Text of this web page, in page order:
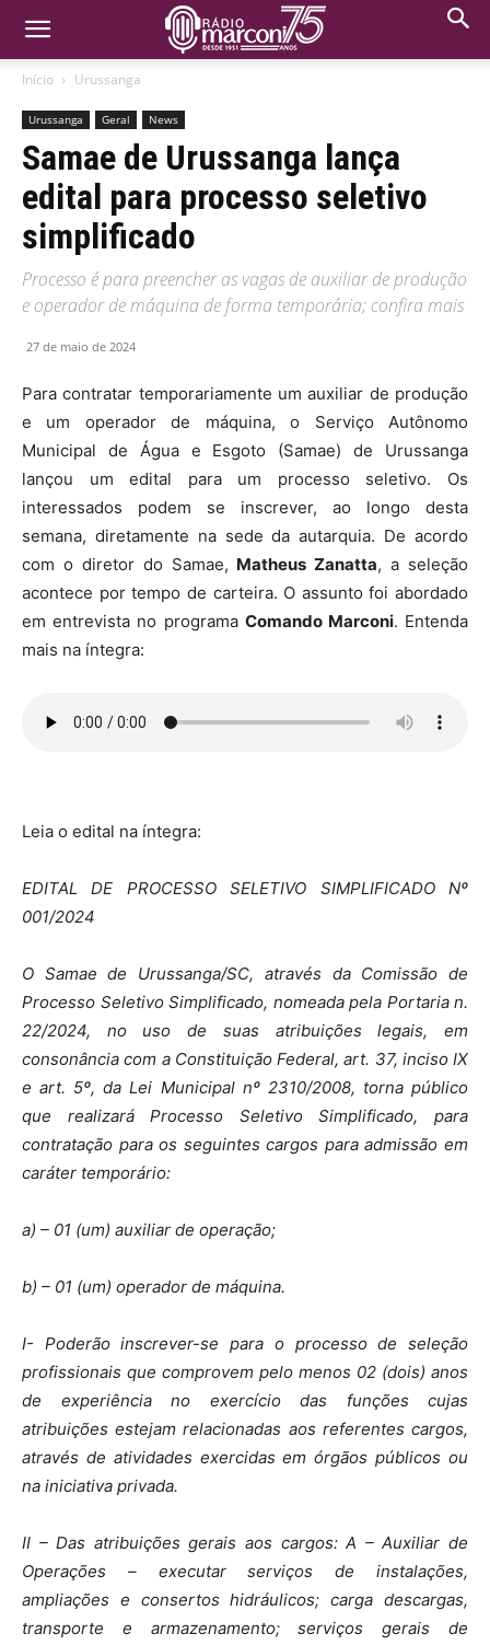
Início Urussanga
Urussanga Geral News
Samae de Urussanga lança
edital para processo seletivo
simplificado
Processo é para preencher as vagas de auxiliar de produção
e operador de máquina de forma temporária; confira mais
27 de maio de 2024
Para contratar temporariamente um auxiliar de produção
e um operador de máquina, o Serviço Autônomo
Municipal de Água e Esgoto (Samae) de Urussanga
lançou um edital para um processo seletivo. Os
interessados podem se inscrever, ao longo desta
semana, diretamente na sede da autarquia. De acordo
com o diretor do Samae, Matheus Zanatta, a seleção
acontece por tempo de carteira. O assunto foi abordado
em entrevista no programa Comando Marconi. Entenda
mais na íntegra:
Leia o edital na íntegra:
EDITAL DE PROCESSO SELETIVO SIMPLIFICADO Nº
001/2024
O Samae de Urussanga/SC, através da Comissão de
Processo Seletivo Simplificado, nomeada pela Portaria n.
22/2024, no uso de suas atribuições legais, em
consonância com a Constituição Federal, art. 37, inciso IX
e art. 5º, da Lei Municipal nº 2310/2008, torna público
que realizará Processo Seletivo Simplificado, para
contratação para os seguintes cargos para admissão em
caráter temporário:
a) – 01 (um) auxiliar de operação;
b) – 01 (um) operador de máquina.
I- Poderão inscrever-se para o processo de seleção
profissionais que comprovem pelo menos 02 (dois) anos
de experiência no exercício das funções cujas
atribuições estejam relacionadas aos referentes cargos,
através de atividades exercidas em órgãos públicos ou
na iniciativa privada.
II – Das atribuições gerais aos cargos: A – Auxiliar de
Operações – executar serviços de instalações,
ampliações e consertos hidráulicos; carga descargas,
transporte e armazenamento; serviços gerais de